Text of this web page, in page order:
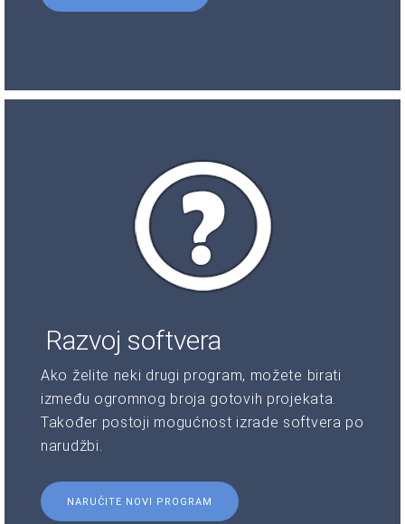
Razvoj softvera
Ako želite neki drugi program, možete birati
između ogromnog broja gotovih projekata.
Također postoji mogućnost izrade softvera po
narudžbi.
NARUČITE NOVI PROGRAM